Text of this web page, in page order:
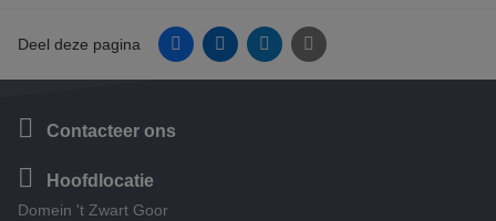
Deel deze pagina FacebookLinkedinTwitter E-mail
Contacteer ons
Hoofdlocatie
Domein 't Zwart Goor